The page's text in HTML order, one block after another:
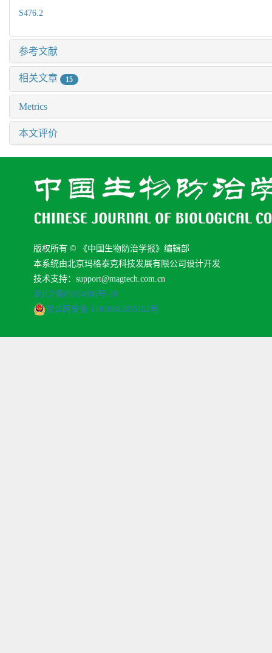
S476.2
参考文献
相关文章 15
Metrics
本文评价
版权所有 © 《中国生物防治学报》编辑部
本系统由北京玛格泰克科技发展有限公司设计开发
技术支持：support@magtech.com.cn
京ICP备05034986号-10
京公网安备 11010802035152号